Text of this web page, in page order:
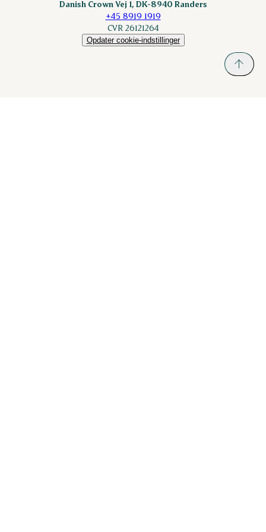
Danish Crown Vej 1, DK-8940 Randers
+45 8919 1919
CVR 26121264
Opdater cookie-indstillinger